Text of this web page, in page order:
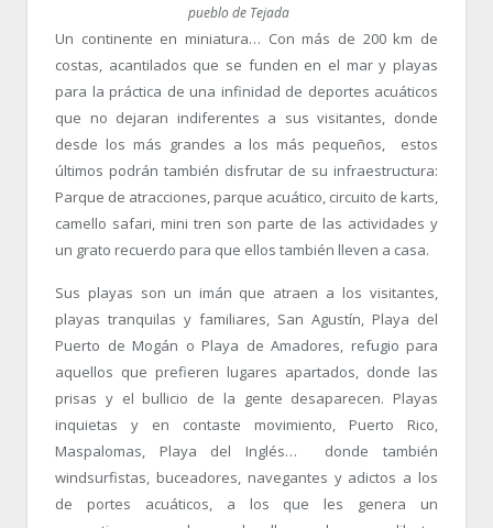
pueblo de Tejada
Un continente en miniatura… Con más de 200 km de
costas, acantilados que se funden en el mar y playas
para la práctica de una infinidad de deportes acuáticos
que no dejaran indiferentes a sus visitantes, donde
desde los más grandes a los más pequeños, estos
últimos podrán también disfrutar de su infraestructura:
Parque de atracciones, parque acuático, circuito de karts,
camello safari, mini tren son parte de las actividades y
un grato recuerdo para que ellos también lleven a casa.
Sus playas son un imán que atraen a los visitantes,
playas tranquilas y familiares, San Agustín, Playa del
Puerto de Mogán o Playa de Amadores, refugio para
aquellos que prefieren lugares apartados, donde las
prisas y el bullicio de la gente desaparecen. Playas
inquietas y en contaste movimiento, Puerto Rico,
Maspalomas, Playa del Inglés… donde también
windsurfistas, buceadores, navegantes y adictos a los
de portes acuáticos, a los que les genera un